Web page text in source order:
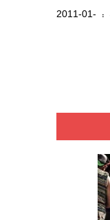
2011-01-